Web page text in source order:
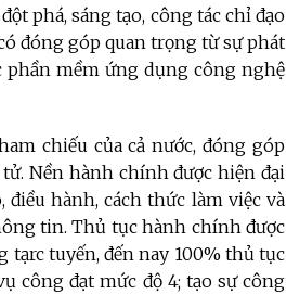
phá, sáng tạo, công tác chỉ đạo
đóng góp quan trọng từ sự phát
mềm ứng dụng công nghệ
chiếu của cả nước, đóng góp
Nền hành chính được hiện đại
hành, cách thức làm việc và
tin. Thủ tục hành chính được
tạrc tuyến, đến nay 100% thủ tục
công đạt mức độ 4; tạo sự công